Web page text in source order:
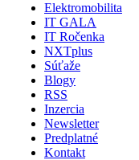
Elektromobilita
IT GALA
IT Ročenka
NXTplus
Súťaže
Blogy
RSS
Inzercia
Newsletter
Predplatné
Kontakt